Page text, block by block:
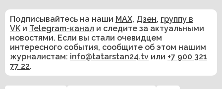
Подписывайтесь на наши MAX, Дзен, группу в
VK и Telegram-канал и следите за актуальными
новостями. Если вы стали очевидцем
интересного события, сообщите об этом нашим
журналистам: info@tatarstan24.tv или +7 900 321
77 22.